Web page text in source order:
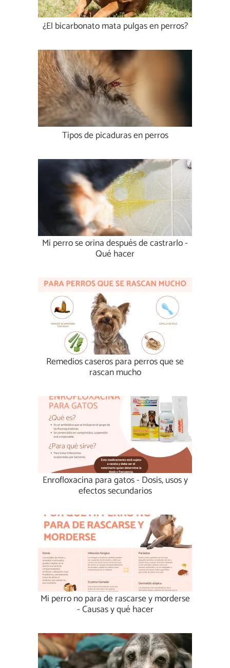
¿El bicarbonato mata pulgas en perros?
Tipos de picaduras en perros
Mi perro se orina después de castrarlo -
Qué hacer
Remedios caseros para perros que se
rascan mucho
Enrofloxacina para gatos - Dosis, usos y
efectos secundarios
Mi perro no para de rascarse y morderse
- Causas y qué hacer